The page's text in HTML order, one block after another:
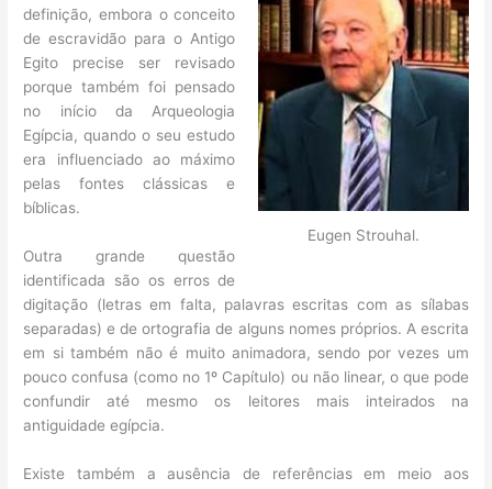
Eugen Strouhal.
definição, embora o conceito
de escravidão para o Antigo
Egito precise ser revisado
porque também foi pensado
no início da Arqueologia
Egípcia, quando o seu estudo
era influenciado ao máximo
pelas fontes clássicas e
bíblicas.
Outra grande questão
identificada são os erros de
digitação (letras em falta, palavras escritas com as sílabas
separadas) e de ortografia de alguns nomes próprios. A escrita
em si também não é muito animadora, sendo por vezes um
pouco confusa (como no 1º Capítulo) ou não linear, o que pode
confundir até mesmo os leitores mais inteirados na
antiguidade egípcia.
Existe também a ausência de referências em meio aos